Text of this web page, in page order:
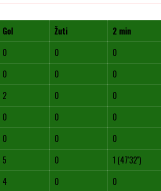
Gol Žuti 2 min
0 0 0
0 0 0
2 0 0
0 0 0
0 0 0
5 0 1 (47'32'')
4 0 0